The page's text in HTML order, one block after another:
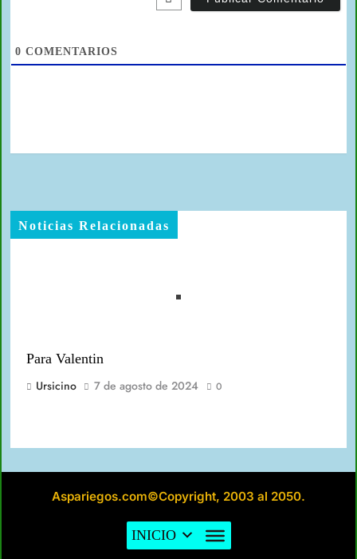
0 COMENTARIOS
Noticias Relacionadas
Para Valentin
Ursicino
7 de agosto de 2024 0
7 de junio de 2024 0
Aspariegos.com©Copyright, 2003 al 2050.
INICIO